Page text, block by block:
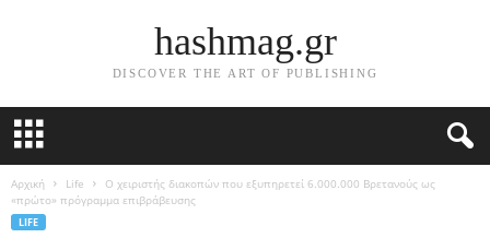
hashmag.gr
DISCOVER THE ART OF PUBLISHING
Αρχική Life
Ο χειριστής διακοπών που εξυπηρετεί 6.000.000 Βρετανούς ως
«πρώτο» πρόγραμμα επιβράβευσης
LIFE